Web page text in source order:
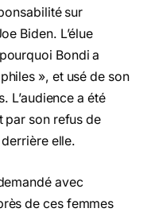
sur
Biden. L’élue
Bondi a
», et usé de son
L’audience a été
par son refus de
elle.
avec
de ces femmes